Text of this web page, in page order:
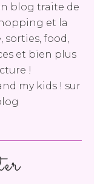
blog traite de
et la
sorties, food,
et bien plus
!
my kids ! sur